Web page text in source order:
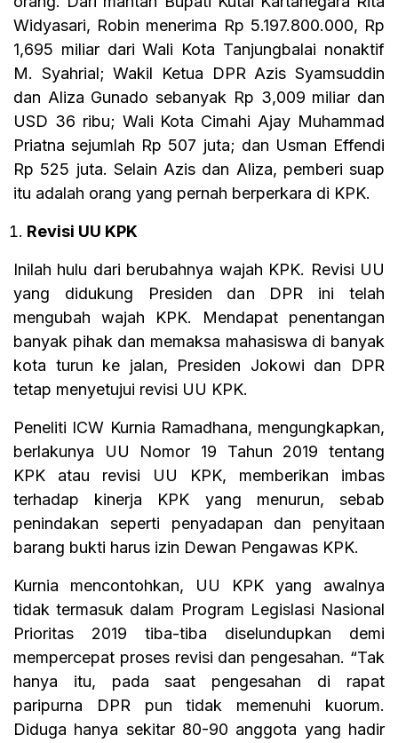
Widyasari, Robin menerima Rp 5.197.800.000, Rp
1,695 miliar dari Wali Kota Tanjungbalai nonaktif
M. Syahrial; Wakil Ketua DPR Azis Syamsuddin
dan Aliza Gunado sebanyak Rp 3,009 miliar dan
USD 36 ribu; Wali Kota Cimahi Ajay Muhammad
Priatna sejumlah Rp 507 juta; dan Usman Effendi
Rp 525 juta. Selain Azis dan Aliza, pemberi suap
itu adalah orang yang pernah berperkara di KPK.
Revisi UU KPK
Inilah hulu dari berubahnya wajah KPK. Revisi UU
yang didukung Presiden dan DPR ini telah
mengubah wajah KPK. Mendapat penentangan
banyak pihak dan memaksa mahasiswa di banyak
kota turun ke jalan, Presiden Jokowi dan DPR
tetap menyetujui revisi UU KPK.
Peneliti ICW Kurnia Ramadhana, mengungkapkan,
berlakunya UU Nomor 19 Tahun 2019 tentang
KPK atau revisi UU KPK, memberikan imbas
terhadap kinerja KPK yang menurun, sebab
penindakan seperti penyadapan dan penyitaan
barang bukti harus izin Dewan Pengawas KPK.
Kurnia mencontohkan, UU KPK yang awalnya
tidak termasuk dalam Program Legislasi Nasional
Prioritas 2019 tiba-tiba diselundupkan demi
mempercepat proses revisi dan pengesahan. “Tak
hanya itu, pada saat pengesahan di rapat
paripurna DPR pun tidak memenuhi kuorum.
Diduga hanya sekitar 80-90 anggota yang hadir